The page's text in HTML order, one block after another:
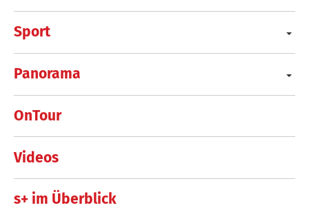
Sport
Panorama
OnTour
Videos
s+ im Überblick